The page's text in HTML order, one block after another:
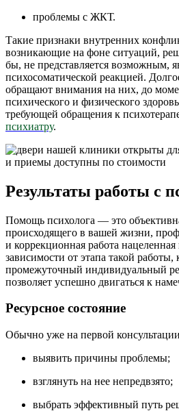
проблемы с ЖКТ.
Такие признаки внутренних
возникающие на фоне ситуаций,
бы, не представляется возможным,
психосоматической реакцией.
обращают внимания на них, до
психического и физического
требующей обращения к
психиатру.
Результаты работы с
Помощь психолога — это
происходящего в вашей жизни,
и коррекционная работа
зависимости от этапа такой работы,
промежуточный индивидуальный
позволяет успешно двигаться к
Ресурсное состояние
Обычно уже на первой
выявить причины проблемы;
взглянуть на нее непредвзято;
выбрать эффективный путь